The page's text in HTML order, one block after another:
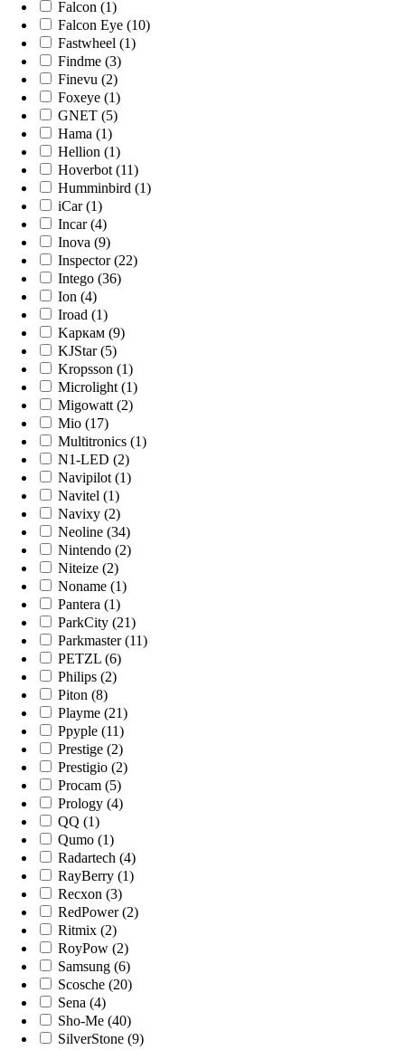
Falcon (1)
Falcon Eye (10)
Fastwheel (1)
Findme (3)
Finevu (2)
Foxeye (1)
GNET (5)
Hama (1)
Hellion (1)
Hoverbot (11)
Humminbird (1)
iCar (1)
Incar (4)
Inova (9)
Inspector (22)
Intego (36)
Ion (4)
Iroad (1)
Kaркам (9)
KJStar (5)
Kropsson (1)
Microlight (1)
Migowatt (2)
Mio (17)
Multitronics (1)
N1-LED (2)
Navipilot (1)
Navitel (1)
Navixy (2)
Neoline (34)
Nintendo (2)
Niteize (2)
Noname (1)
Pantera (1)
ParkCity (21)
Parkmaster (11)
PETZL (6)
Philips (2)
Piton (8)
Playme (21)
Ppyple (11)
Prestige (2)
Prestigio (2)
Procam (5)
Prology (4)
QQ (1)
Qumo (1)
Radartech (4)
RayBerry (1)
Recxon (3)
RedPower (2)
Ritmix (2)
RoyPow (2)
Samsung (6)
Scosche (20)
Sena (4)
Sho-Me (40)
SilverStone (9)